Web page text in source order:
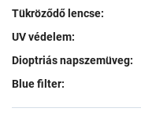
Tükröződő lencse:
UV védelem:
Dioptriás napszemüveg:
Blue filter: